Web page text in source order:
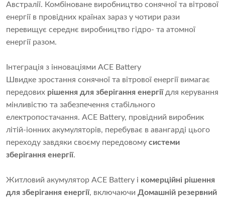
Австралії. Комбіноване виробництво сонячної та вітрової
енергії в провідних країнах зараз у чотири рази
перевищує середнє виробництво гідро- та атомної
енергії разом.
Інтеграція з інноваціями ACE Battery
Швидке зростання сонячної та вітрової енергії вимагає
передових рішення для зберігання енергіїдля керування
мінливістю та забезпечення стабільного
електропостачання. ACE Battery, провідний виробник
літій-іонних акумуляторів, перебуває в авангарді цього
переходу завдяки своєму передовому системи
зберігання енергії.
Житловий акумулятор ACE Battery і комерційні рішення
для зберігання енергії, включаючи Домашній резервний